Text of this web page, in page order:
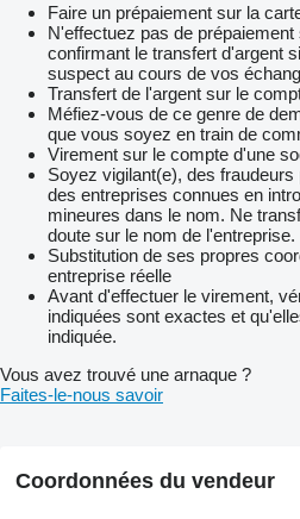
Faire un prépaiement sur la
N'effectuez pas de
confirmant le transfert d'argent
suspect au cours de vos
Transfert de l'argent sur le
Méfiez-vous de ce genre de
que vous soyez en train de
Virement sur le compte d'une
Soyez vigilant(e), des
des entreprises connues en
mineures dans le nom. Ne
doute sur le nom de l'entreprise.
Substitution de ses propres
entreprise réelle
Avant d'effectuer le virement,
indiquées sont exactes et
indiquée.
Vous avez trouvé une arnaque ?
Faites-le-nous savoir
Coordonnées du vendeur